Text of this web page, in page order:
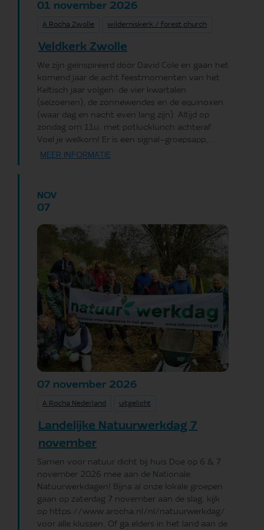
01 november 2026
A Rocha Zwolle wilderniskerk / forest church
Veldkerk Zwolle
We zijn geïnspireerd door David Cole en gaan het
komend jaar de acht feestmomenten van het
Keltisch jaar volgen: de vier kwartalen
(seizoenen), de zonnewendes en de equinoxen
(waar dag en nacht even lang zijn). Altijd op
zondag om 11u, met potlucklunch achteraf.
Voel je welkom! Er is een signal-groepsapp,...
MEER INFORMATIE
NOV
07
07 november 2026
A Rocha Nederland uitgelicht
Landelijke Natuurwerkdag 7
november
Samen voor natuur dicht bij huis Doe op 6 & 7
november 2026 mee aan de Nationale
Natuurwerkdagen! Bijna al onze lokale groepen
gaan op zaterdag 7 november aan de slag, kijk
op https://www.arocha.nl/nl/natuurwerkdag/
voor alle klussen. Of ga elders in het land aan de